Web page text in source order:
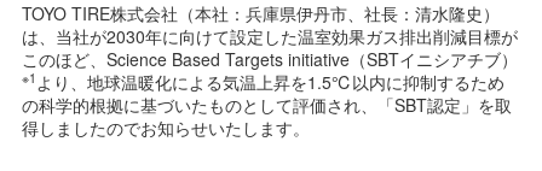
TOYO TIRE株式会社（本社：兵庫県伊丹市、社長：清水隆史）
は、当社が2030年に向けて設定した温室効果ガス排出削減目標が
このほど、Science Based Targets initiative（SBTイニシアチブ）
※1 より、地球温暖化による気温上昇を1.5℃以内に抑制するため
の科学的根拠に基づいたものとして評価され、「SBT認定」を取
得しましたのでお知らせいたします。